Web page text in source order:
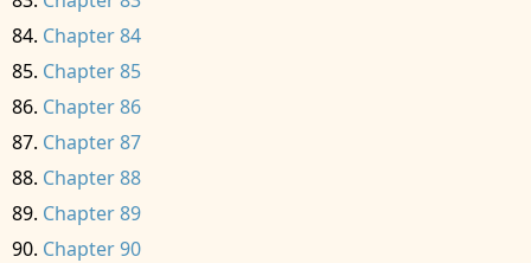
Chapter 84
Chapter 85
Chapter 86
Chapter 87
Chapter 88
Chapter 89
Chapter 90